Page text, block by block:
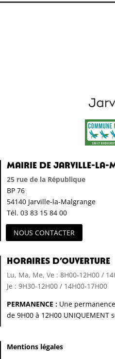
Mairie de Jarville-la-
25 rue de la République
BP 76
54140 Jarville-la-Malgrange
Tél. 03 83 15 84 00
NOUS CONTACTER
Horaires d’ouverture
Lu, Ma, Me, Ve : 8H00-12H00 /
Je : 9H30-12H00 / 14H00-17H00
PERMANENCE : Une
de 9H00 à 12H00 UNIQUEMENT
Mentions légales